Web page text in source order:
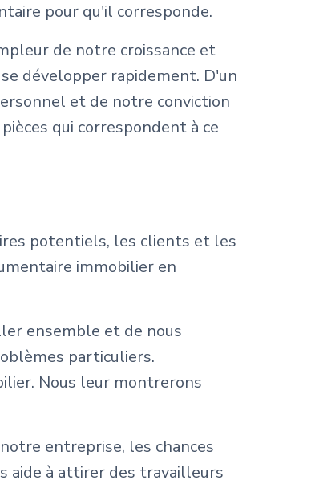
pour qu'il corresponde.
de notre croissance et
développer rapidement. D'un
et de notre conviction
qui correspondent à ce
potentiels, les clients et les
immobilier en
ensemble et de nous
particuliers.
Nous leur montrerons
entreprise, les chances
aide à attirer des travailleurs